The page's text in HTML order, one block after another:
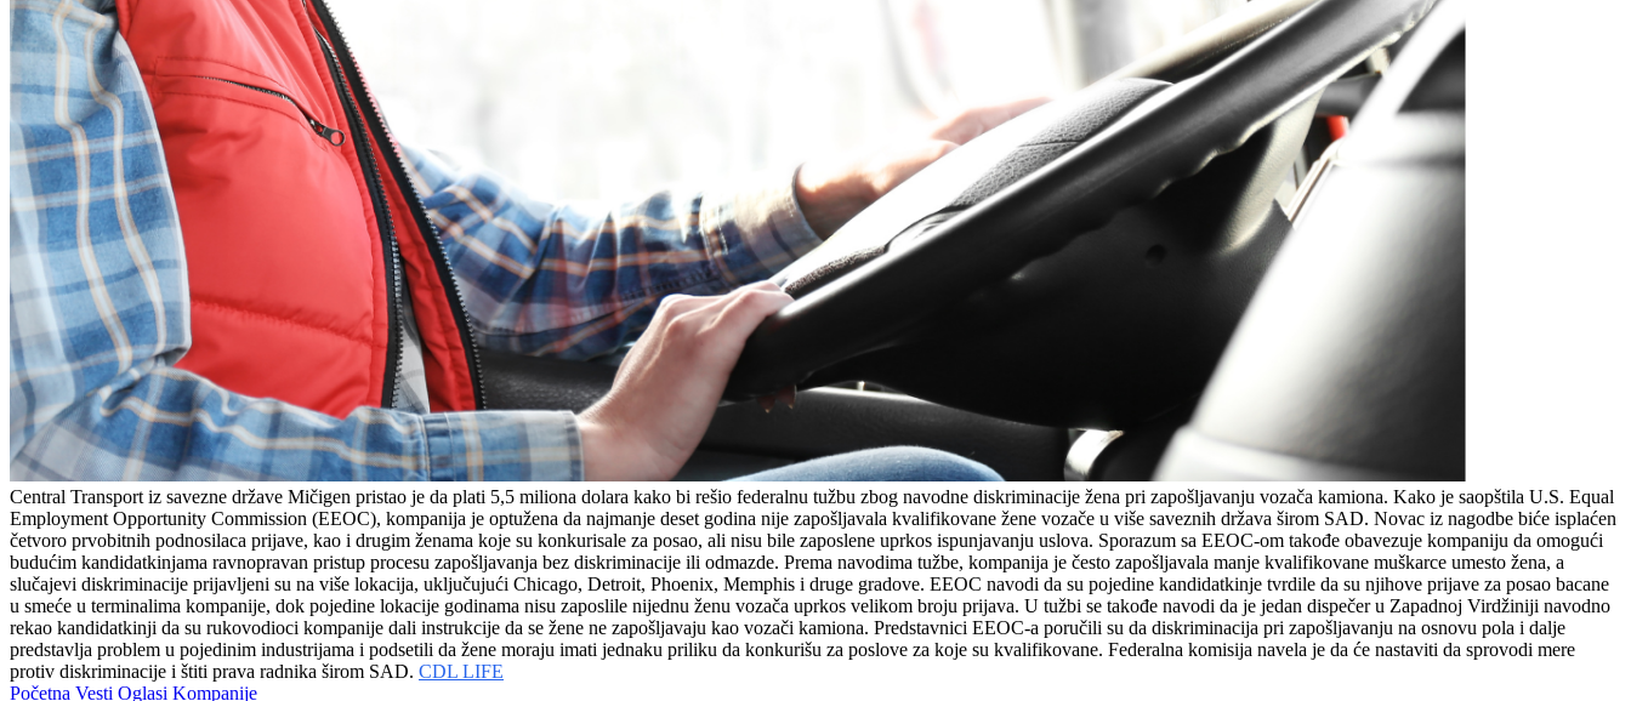
Central Transport iz savezne države Mičigen pristao je da plati 5,5 miliona dolara kako bi rešio federalnu tužbu zbog navodne diskriminacije žena pri zapošljavanju vozača kamiona. Kako je saopštila U.S. Equal
Employment Opportunity Commission (EEOC), kompanija je optužena da najmanje deset godina nije zapošljavala kvalifikovane žene vozače u više saveznih država širom SAD. Novac iz nagodbe biće isplaćen
četvoro prvobitnih podnosilaca prijave, kao i drugim ženama koje su konkurisale za posao, ali nisu bile zaposlene uprkos ispunjavanju uslova. Sporazum sa EEOC-om takođe obavezuje kompaniju da omogući
budućim kandidatkinjama ravnopravan pristup procesu zapošljavanja bez diskriminacije ili odmazde. Prema navodima tužbe, kompanija je često zapošljavala manje kvalifikovane muškarce umesto žena, a
slučajevi diskriminacije prijavljeni su na više lokacija, uključujući Chicago, Detroit, Phoenix, Memphis i druge gradove. EEOC navodi da su pojedine kandidatkinje tvrdile da su njihove prijave za posao bacane
u smeće u terminalima kompanije, dok pojedine lokacije godinama nisu zaposlile nijednu ženu vozača uprkos velikom broju prijava. U tužbi se takođe navodi da je jedan dispečer u Zapadnoj Virdžiniji navodno
rekao kandidatkinji da su rukovodioci kompanije dali instrukcije da se žene ne zapošljavaju kao vozači kamiona. Predstavnici EEOC-a poručili su da diskriminacija pri zapošljavanju na osnovu pola i dalje
predstavlja problem u pojedinim industrijama i podsetili da žene moraju imati jednaku priliku da konkurišu za poslove za koje su kvalifikovane. Federalna komisija navela je da će nastaviti da sprovodi mere
protiv diskriminacije i štiti prava radnika širom SAD. CDL LIFE
Početna Vesti Oglasi Kompanije